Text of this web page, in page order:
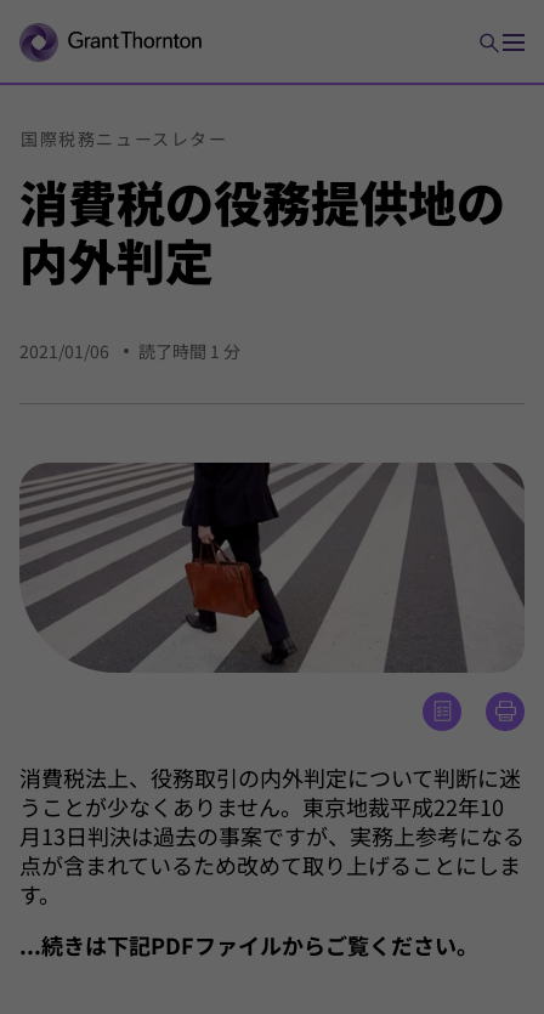
消費税の役務提供地の
内外判定
国際税務ニュース レター
2021/01/06 読了時間 1 分
消費税法上、役務取引の内外判定について判断に迷
うことが少なくありません。東京地裁平成22年10
月13日判決は過去の事案ですが、実務上参考になる
点が含まれているため改めて取り上げることにしま
す。
...続きは下記PDFファイルからご覧ください。